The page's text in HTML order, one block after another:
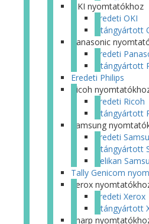
OKI nyomtatókhoz
Eredeti OKI
Utángyártott
Panasonic
Eredeti
Utángyártott
Eredeti Philips
Ricoh
Eredeti Ricoh
Utángyártott
Samsung
Eredeti
Utángyártott
Pelikan
Tally Genicom
Xerox
Eredeti Xerox
Utángyártott
Sharp